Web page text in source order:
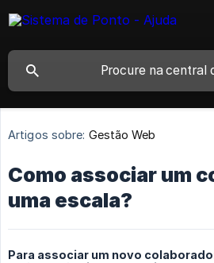
Artigos sobre: Gestão Web
Como associar um
uma escala?
Para associar um novo